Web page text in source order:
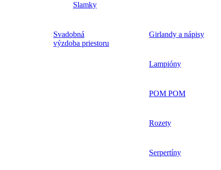
Slamky
Svadobná
výzdoba priestoru
Girlandy a nápisy
Lampióny
POM POM
Rozety
Serpertíny